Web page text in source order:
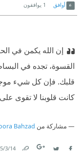
أوافق 1 يوافقون
إن الله يكمن في
القسوة، تجده في
قلبك. فإن كل شيء
كانت قلوبنا لا تقوى
مشاركة من Bahzad
14‏/3‏/2025